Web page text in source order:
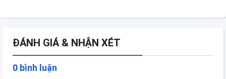
ĐÁNH GIÁ & NHẬN XÉT
0 bình luận